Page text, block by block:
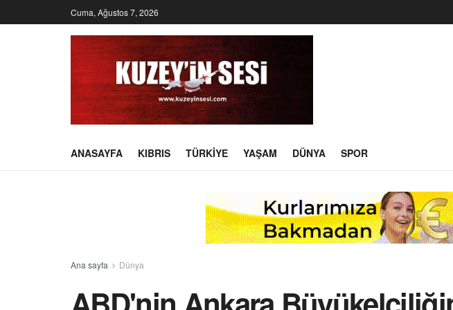
Cuma, Ağustos 7, 2026
ANASAYFA KIBRIS TÜRKIYE YAŞAM DÜNYA SPOR
Ana sayfa Dünya